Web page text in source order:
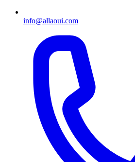
info@allaoui.com